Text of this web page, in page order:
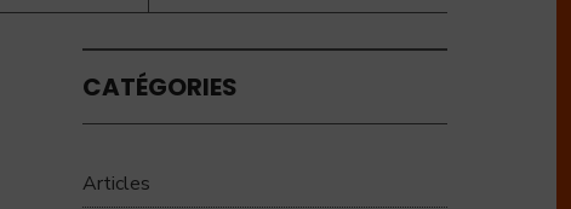
CATÉGORIES
Articles